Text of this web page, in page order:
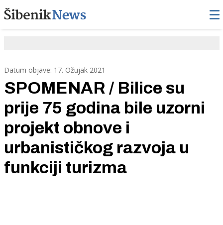
Datum objave: 17. Ožujak 2021
SPOMENAR / Bilice su
prije 75 godina bile uzorni
projekt obnove i
urbanističkog razvoja u
funkciji turizma